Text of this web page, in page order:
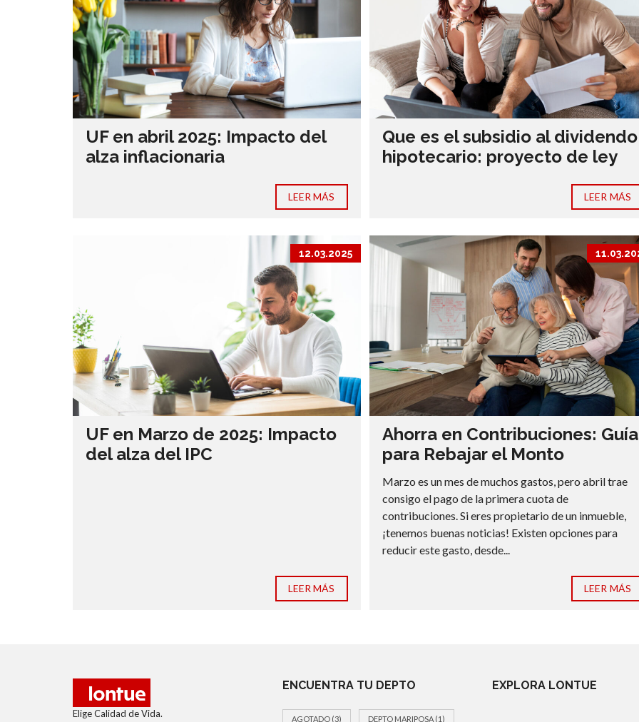
UF en abril 2025: Impacto del
alza inflacionaria
LEER MÁS
Que es el subsidio al dividendo
hipotecario: proyecto de ley
LEER MÁS
12.03.2025
UF en Marzo de 2025: Impacto
del alza del IPC
LEER MÁS
Ahorra en Contribuciones: Guía
para Rebajar el Monto
Marzo es un mes de muchos gastos, pero abril trae
consigo el pago de la primera cuota de
contribuciones. Si eres propietario de un inmueble,
¡tenemos buenas noticias! Existen opciones para
reducir este gasto, desde...
LEER MÁS
Elige Calidad de Vida.
ENCUENTRA TU DEPTO
AGOTADO (3) DEPTO MARIPOSA (1)
EXPLORA LONTUE